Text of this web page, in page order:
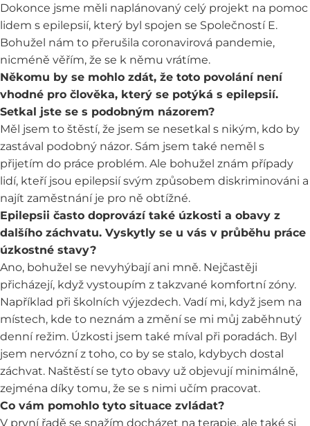
Dokonce jsme měli naplánovaný celý projekt na pomoc
lidem s epilepsií, který byl spojen se Společností E.
Bohužel nám to přerušila coronavirová pandemie,
nicméně věřím, že se k němu vrátíme.
Někomu by se mohlo zdát, že toto povolání není
vhodné pro člověka, který se potýká s epilepsií.
Setkal jste se s podobným názorem?
Měl jsem to štěstí, že jsem se nesetkal s nikým, kdo by
zastával podobný názor. Sám jsem také neměl s
přijetím do práce problém. Ale bohužel znám případy
lidí, kteří jsou epilepsií svým způsobem diskriminováni a
najít zaměstnání je pro ně obtížné.
Epilepsii často doprovází také úzkosti a obavy z
dalšího záchvatu. Vyskytly se u vás v průběhu práce
úzkostné stavy?
Ano, bohužel se nevyhýbají ani mně. Nejčastěji
přicházejí, když vystoupím z takzvané komfortní zóny.
Například při školních výjezdech. Vadí mi, když jsem na
místech, kde to neznám a změní se mi můj zaběhnutý
denní režim. Úzkosti jsem také míval při poradách. Byl
jsem nervózní z toho, co by se stalo, kdybych dostal
záchvat. Naštěstí se tyto obavy už objevují minimálně,
zejména díky tomu, že se s nimi učím pracovat.
Co vám pomohlo tyto situace zvládat?
V první řadě se snažím docházet na terapie, ale také si